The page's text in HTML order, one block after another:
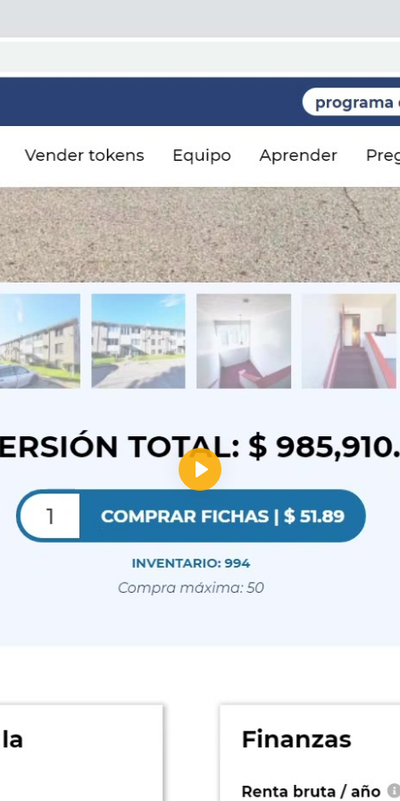
Reproducir